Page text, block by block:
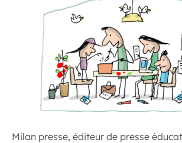
Milan presse, éditeur de presse